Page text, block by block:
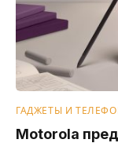
ГАДЖЕТЫ И
Motorola